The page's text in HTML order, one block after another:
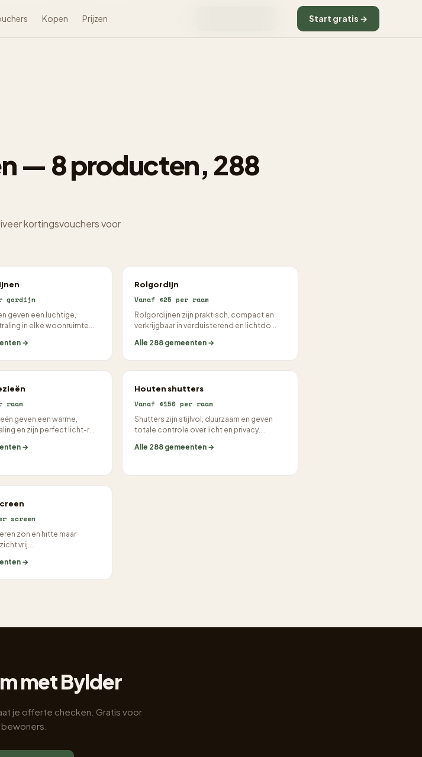
VerduurzamenKennisbankTools
Kopen Prijzen Start gratis →
— 8 producten, 288
kortingsvouchers voor
gordijn
geven een luchtige,
in elke woonruimte....
→
Rolgordijn
Vanaf €25 per raam
Rolgordijnen zijn praktisch, compact en
verkrijgbaar in verduisterend en lichtdo...
Alle 288 gemeenten →
raam
geven een warme,
en zijn perfect licht-r...
→
Houten shutters
Vanaf €150 per raam
Shutters zijn stijlvol, duurzaam en geven
totale controle over licht en privacy....
Alle 288 gemeenten →
screen
zon en hitte maar
vrij....
→
met Bylder
je offerte checken. Gratis voor
bewoners.